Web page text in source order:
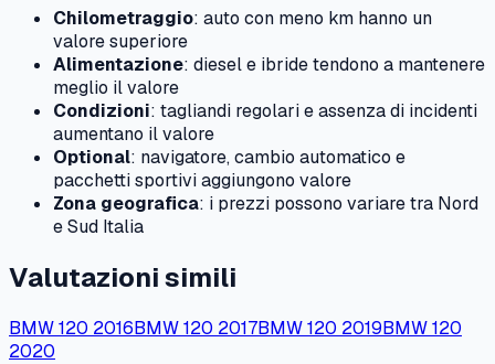
Chilometraggio: auto con meno km hanno un
valore superiore
Alimentazione: diesel e ibride tendono a mantenere
meglio il valore
Condizioni: tagliandi regolari e assenza di incidenti
aumentano il valore
Optional: navigatore, cambio automatico e
pacchetti sportivi aggiungono valore
Zona geografica: i prezzi possono variare tra Nord
e Sud Italia
Valutazioni simili
BMW120 2016BMW120 2017BMW120 2019BMW120
2020